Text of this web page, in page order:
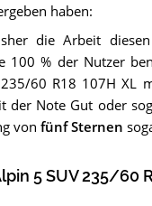
haben:
die Arbeit
100 % der Nutzer
60 R18 107H XL
der Note Gut oder
von fünf Sternen
5 SUV 235/60